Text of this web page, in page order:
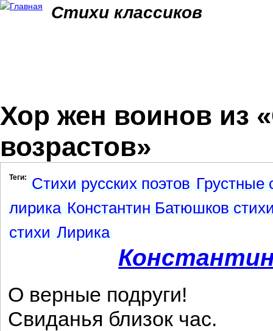
Стихи классиков
Хор жен воинов из
возрастов»
Теги: Стихи русских поэтов Грустные
лирика Константин Батюшков
стихи Лирика
О верные подруги!
Свиданья близок час.